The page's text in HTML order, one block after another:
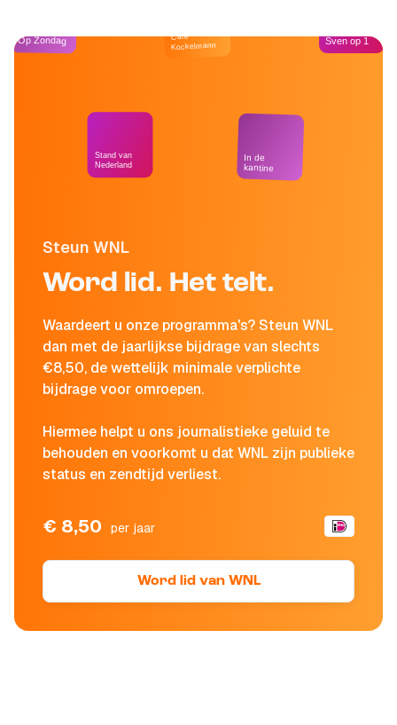
Steun WNL
Word lid. Het telt.
Waardeert u onze programma's? Steun WNL
dan met de jaarlijkse bijdrage van slechts
€8,50, de wettelijk minimale verplichte
bijdrage voor omroepen.
Hiermee helpt u ons journalistieke geluid te
behouden en voorkomt u dat WNL zijn publieke
status en zendtijd verliest.
€ 8,50 per jaar
Word lid van WNL
Op Zondag
Stand van
Nederland
Café
Kockelmann
In de
kantine
Sven op 1